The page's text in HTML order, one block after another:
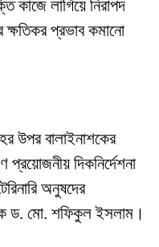
কাজে লাগিয়ে নিরাপদ
ক্ষতিকর প্রভাব কমানো
উপর বালাইনাশকের
দিকনির্দেশনা
অনুষদের
ড. মো. শফিকুল ইসলাম।